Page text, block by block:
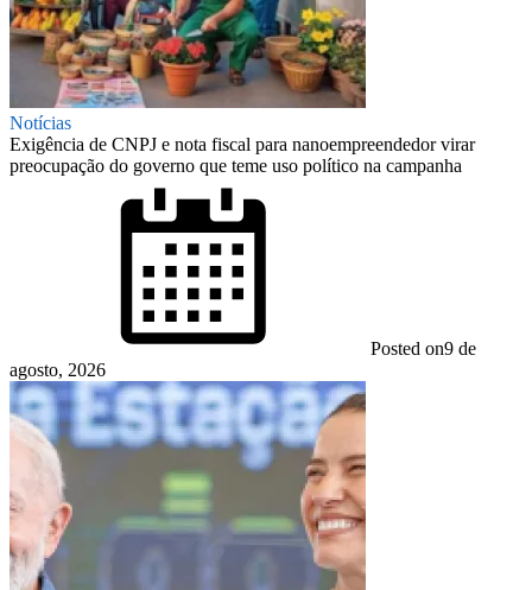
Notícias
Exigência de CNPJ e nota fiscal para nanoempreendedor virar
preocupação do governo que teme uso político na campanha
Posted on9 de
agosto, 2026